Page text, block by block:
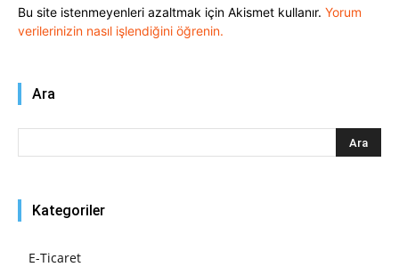
Bu site istenmeyenleri azaltmak için Akismet kullanır. Yorum
verilerinizin nasıl işlendiğini öğrenin.
Ara
Kategoriler
E-Ticaret